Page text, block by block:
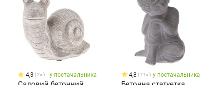
4,3 2x у постачальника 4,8 11x у постачальника